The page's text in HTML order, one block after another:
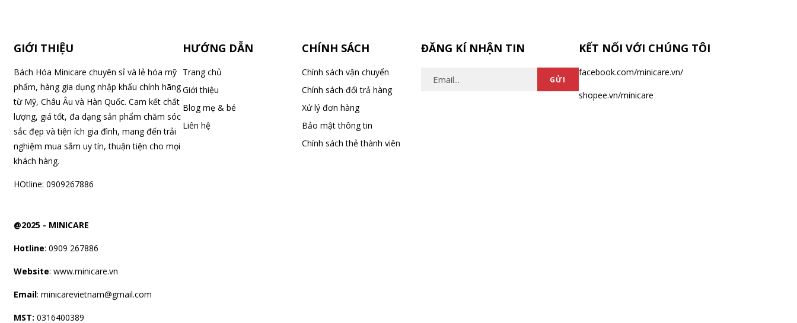
GIỚI THIỆU
Bách Hóa Minicare chuyên sỉ và lẻ hóa mỹ
phẩm, hàng gia dụng nhập khẩu chính hãng
từ Mỹ, Châu Âu và Hàn Quốc. Cam kết chất
lượng, giá tốt, đa dạng sản phẩm chăm sóc
sắc đẹp và tiện ích gia đình, mang đến trải
nghiệm mua sắm uy tín, thuận tiện cho mọi
khách hàng.
HOtline: 0909267886
HƯỚNG DẪN
Trang chủ
Giới thiệu
Blog mẹ & bé
Liên hệ
CHÍNH SÁCH
Chính sách vận chuyển
Chính sách đổi trả hàng
Xử lý đơn hàng
Bảo mật thông tin
Chính sách thẻ thành viên
ĐĂNG KÍ NHẬN TIN
GỬI
KẾT NỐI VỚI CHÚNG TÔI
facebook.com/minicare.vn/
shopee.vn/minicare
@2025 - MINICARE
Hotline: 0909 267886
Website: www.minicare.vn
Email: minicarevietnam@gmail.com
MST: 0316400389